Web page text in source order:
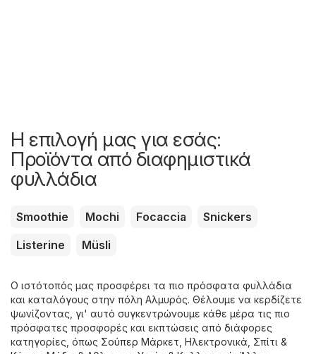
Η επιλογή μας για εσάς:
Προϊόντα από διαφημιστικά
φυλλάδια
Smoothie Mochi Focaccia
Snickers
Listerine
Müsli
Ο ιστότοπός μας προσφέρει τα πιο πρόσφατα φυλλάδια
και καταλόγους στην πόλη Αλμυρός. Θέλουμε να κερδίζετε
ψωνίζοντας, γι' αυτό συγκεντρώνουμε κάθε μέρα τις πιο
πρόσφατες προσφορές και εκπτώσεις από διάφορες
κατηγορίες, όπως Σούπερ Μάρκετ Hλεκτρονικά Σπίτι &